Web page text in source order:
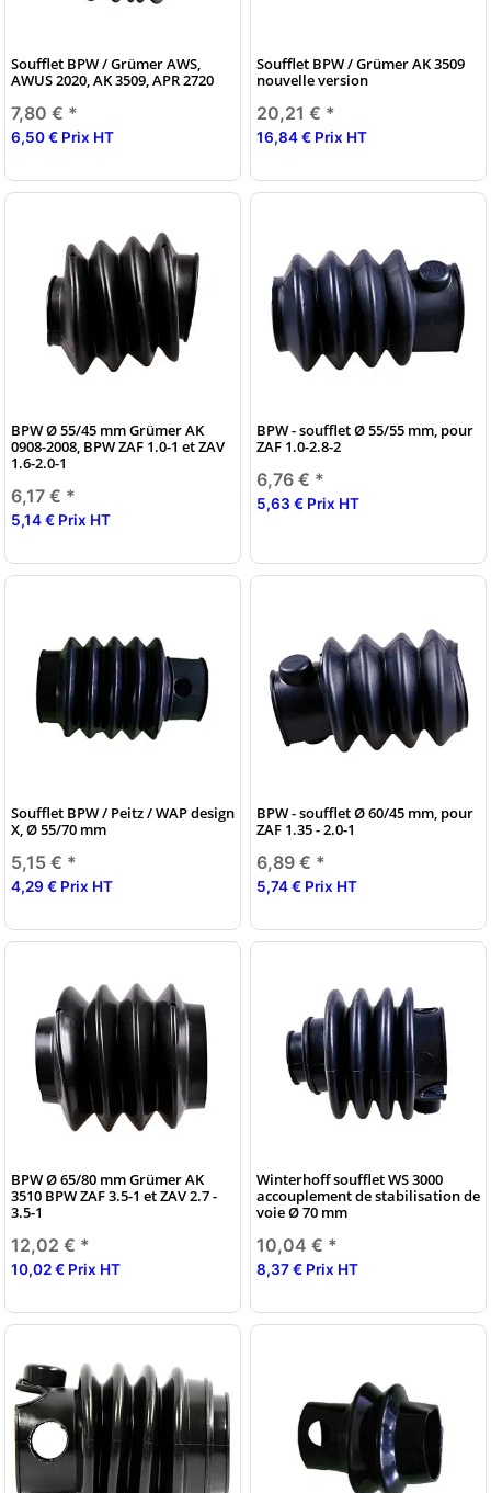
Soufflet BPW / Grümer AWS,
AWUS 2020, AK 3509, APR 2720
7,80 € *
6,50 € Prix HT
Soufflet BPW / Grümer AK 3509
nouvelle version
20,21 € *
16,84 € Prix HT
BPW Ø 55/45 mm Grümer AK
0908-2008, BPW ZAF 1.0-1 et ZAV
1.6-2.0-1
6,17 € *
5,14 € Prix HT
BPW - soufflet Ø 55/55 mm, pour
ZAF 1.0-2.8-2
6,76 € *
5,63 € Prix HT
Soufflet BPW / Peitz / WAP design
X, Ø 55/70 mm
5,15 € *
4,29 € Prix HT
BPW - soufflet Ø 60/45 mm, pour
ZAF 1.35 - 2.0-1
6,89 € *
5,74 € Prix HT
BPW Ø 65/80 mm Grümer AK
3510 BPW ZAF 3.5-1 et ZAV 2.7 -
3.5-1
12,02 € *
10,02 € Prix HT
Winterhoff soufflet WS 3000
accouplement de stabilisation de
voie Ø 70 mm
10,04 € *
8,37 € Prix HT